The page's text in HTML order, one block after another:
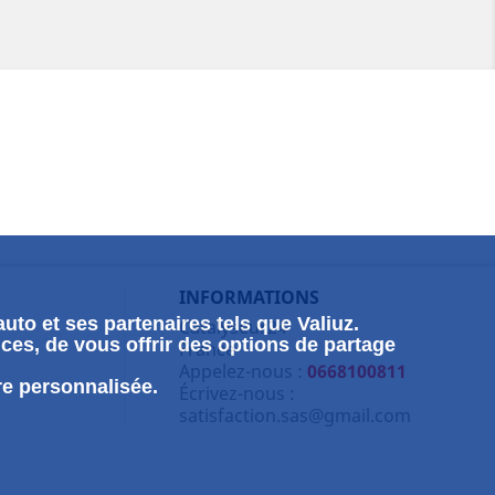
INFORMATIONS
Catalyseur24
France
Appelez-nous : 0668100811
Écrivez-nous :
satisfaction.sas@gmail.com
et ses partenaires tels que Valiuz.
de vous offrir des options de partage
personnalisée.